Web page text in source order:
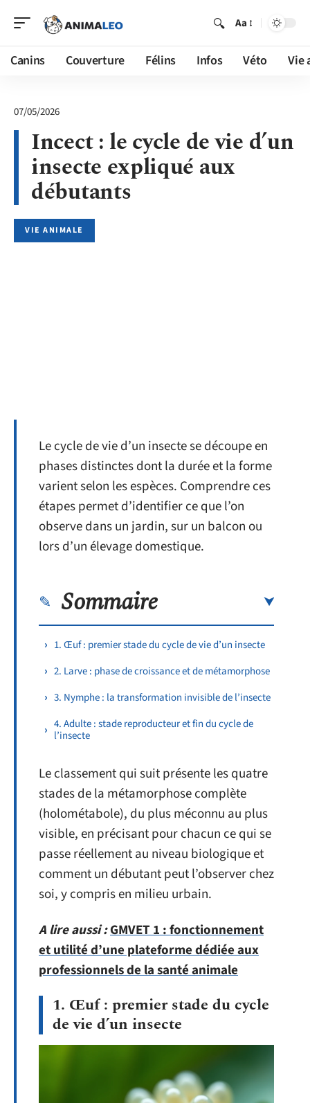
Aa
Canins Couverture Félins Infos Véto Vie
07/05/2026
Incect : le cycle de vie d’un
insecte expliqué aux
débutants
VIE ANIMALE
Le cycle de vie d’un insecte se découpe en
phases distinctes dont la durée et la forme
varient selon les espèces. Comprendre ces
étapes permet d’identifier ce que l’on
observe dans un jardin, sur un balcon ou
lors d’un élevage domestique.
Sommaire
1. Œuf : premier stade du cycle de vie d’un insecte
2. Larve : phase de croissance et de métamorphose
3. Nymphe : la transformation invisible de l’insecte
4. Adulte : stade reproducteur et fin du cycle de
l’insecte
Le classement qui suit présente les quatre
stades de la métamorphose complète
(holométabole), du plus méconnu au plus
visible, en précisant pour chacun ce qui se
passe réellement au niveau biologique et
comment un débutant peut l’observer chez
soi, y compris en milieu urbain.
A lire aussi :GMVET 1 : fonctionnement
et utilité d’une plateforme dédiée aux
professionnels de la santé animale
1. Œuf : premier stade du cycle
de vie d’un insecte